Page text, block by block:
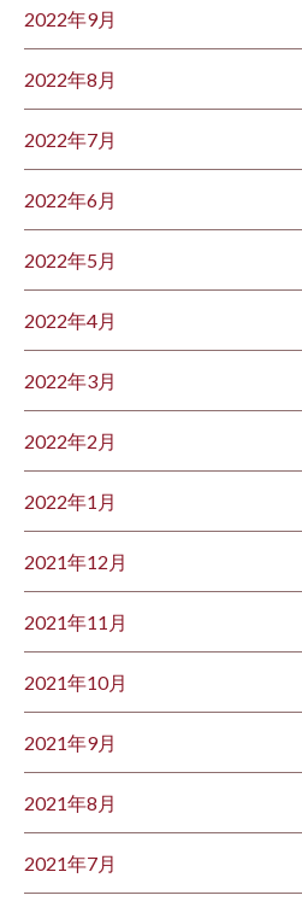
2022年9月
2022年8月
2022年7月
2022年6月
2022年5月
2022年4月
2022年3月
2022年2月
2022年1月
2021年12月
2021年11月
2021年10月
2021年9月
2021年8月
2021年7月